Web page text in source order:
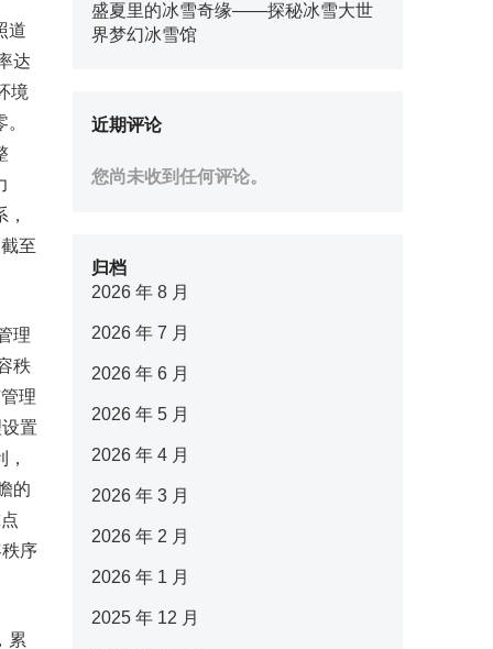
道
达
境
至
理
秩
理
置
的
序
累
盛夏里的冰雪奇缘——探秘冰雪大世
界梦幻冰雪馆
近期评论
您尚未收到任何评论。
归档
2026 年 8 月
2026 年 7 月
2026 年 6 月
2026 年 5 月
2026 年 4 月
2026 年 3 月
2026 年 2 月
2026 年 1 月
2025 年 12 月